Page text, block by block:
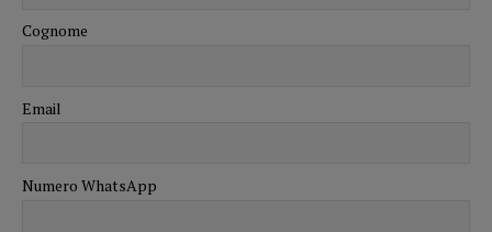
Cognome
Email
Numero WhatsApp